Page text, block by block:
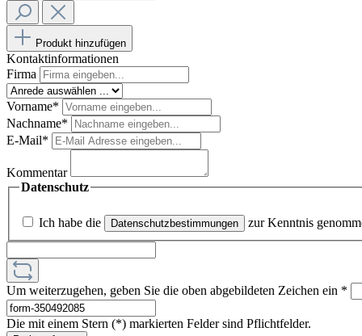
Produkt hinzufügen
Kontaktinformationen
Firma
Vorname*
Nachname*
E-Mail*
Kommentar
Datenschutz
Ich habe die Datenschutzbestimmungen zur Kenntnis
Um weiterzugehen, geben Sie die oben abgebildeten Zeichen ein *
Die mit einem Stern (*) markierten Felder sind Pflichtfelder.